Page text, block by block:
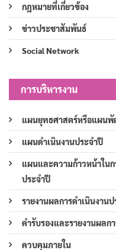
กฎหมายที่เกี่ยวข้อง
ข่าวประชาสัมพันธ์
Social Network
การบริหารงาน
แผนยุทธศาสตร์หรือแผน
แผนดำเนินงานประจำปี
แผนและความก้าวหน้าใน
ประจำปี
รายงานผลการดำเนินงาน
คำรับรองและรายงานผลก
ควบคุมภายใน